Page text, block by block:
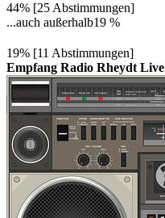
44% [25 Abstimmungen]
...auch außerhalb19 %
19% [11 Abstimmungen]
Empfang Radio Rheydt Live